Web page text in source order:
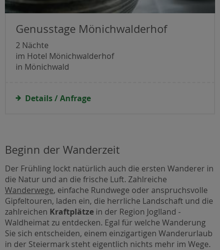
Genusstage Mönichwalderhof
2 Nächte
im Hotel Mönichwalderhof
in Mönichwald
Details / Anfrage
Beginn der Wanderzeit
Der Frühling lockt natürlich auch die ersten Wanderer in
die Natur und an die frische Luft. Zahlreiche
Wanderwege, einfache Rundwege oder anspruchsvolle
Gipfeltouren, laden ein, die herrliche Landschaft und die
zahlreichen Kraftplätze in der Region Joglland -
Waldheimat zu entdecken. Egal für welche Wanderung
Sie sich entscheiden, einem einzigartigen Wanderurlaub
in der Steiermark steht eigentlich nichts mehr im Wege.